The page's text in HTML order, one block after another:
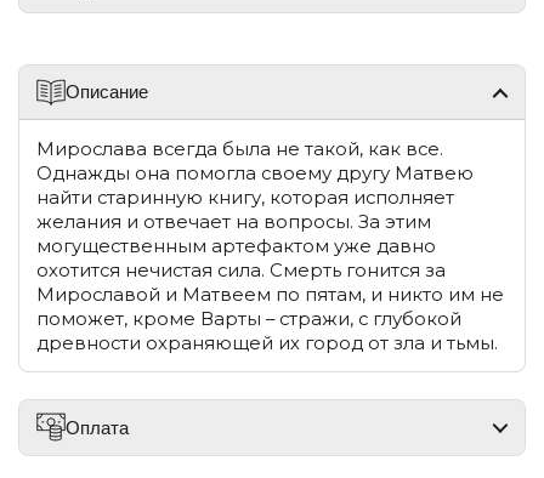
Описание
Мирослава всегда была не такой, как все.
Однажды она помогла своему другу Матвею
найти старинную книгу, которая исполняет
желания и отвечает на вопросы. За этим
могущественным артефактом уже давно
охотится нечистая сила. Смерть гонится за
Мирославой и Матвеем по пятам, и никто им не
поможет, кроме Варты – стражи, с глубокой
древности охраняющей их город от зла и тьмы.
Оплата